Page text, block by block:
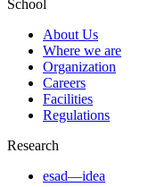
School
About Us
Where we are
Organization
Careers
Facilities
Regulations
Research
esad—idea